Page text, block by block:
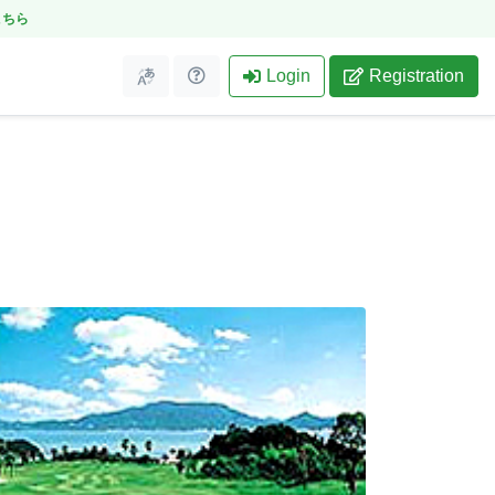
ら
Login Registration